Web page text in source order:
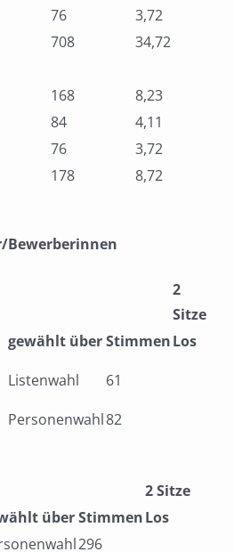
76
3,72
708
34,72
168
8,23
84
4,11
76
3,72
178 8,72
Bewerberinnen
2
Sitze
gewählt überStimmenLos
Listenwahl
61
Personenwahl82
2 Sitze
überStimmenLos
296